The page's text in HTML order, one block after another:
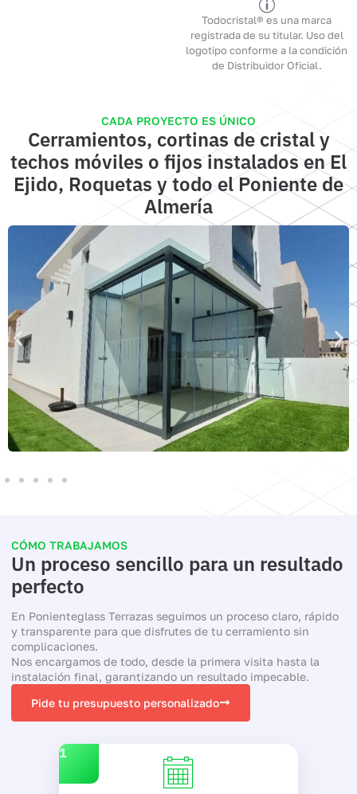
Todocristal® es una marca
registrada de su titular. Uso del
logotipo conforme a la condición
de Distribuidor Oficial.
CADA PROYECTO ES ÚNICO
Cerramientos, cortinas de cristal y
techos móviles o fijos instalados en El
Ejido, Roquetas y todo el Poniente de
Almería
CÓMO TRABAJAMOS
Un proceso sencillo para un resultado
perfecto
En Ponienteglass Terrazas seguimos un proceso claro, rápido
y transparente para que disfrutes de tu cerramiento sin
complicaciones.
Nos encargamos de todo, desde la primera visita hasta la
instalación final, garantizando un resultado impecable.
Pide tu presupuesto personalizado
1